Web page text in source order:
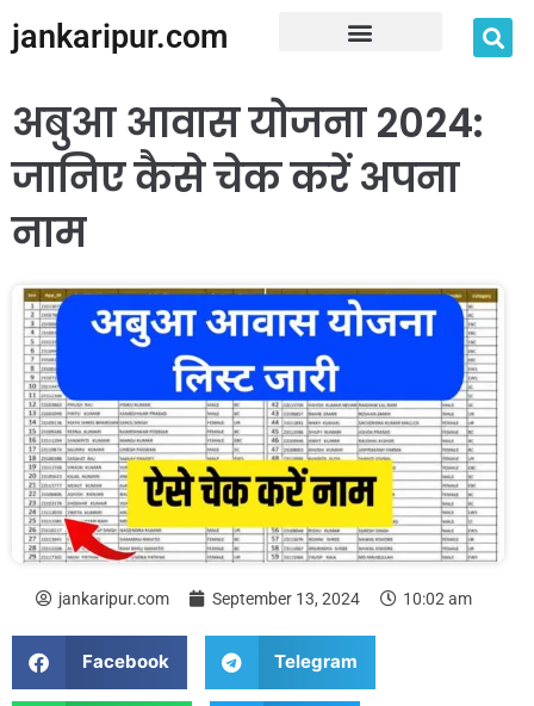
jankaripur.com
अबुआ आवास योजना 2024:
जानिए कैसे चेक करें अपना
नाम
jankaripur.com September 13, 2024 10:02 am
Facebook Telegram